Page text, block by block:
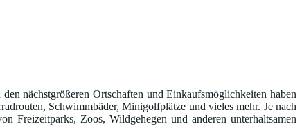
nächstgrößeren Ortschaften und Einkaufsmöglichkeiten haben
Schwimmbäder, Minigolfplätze und vieles mehr. Je nach
Freizeitparks, Zoos, Wildgehegen und anderen unterhaltsamen